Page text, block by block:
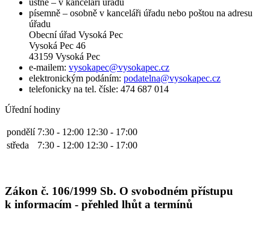
ústně – v kanceláři úřadu
písemně – osobně v kanceláři úřadu nebo poštou na adresu
úřadu
Obecní úřad Vysoká Pec
Vysoká Pec 46
43159 Vysoká Pec
e-mailem: vysokapec@vysokapec.cz
elektronickým podáním: podatelna@vysokapec.cz
telefonicky na tel. čísle: 474 687 014
Úřední hodiny
pondělí 7:30 - 12:00 12:30 - 17:00
středa
7:30 - 12:00 12:30 - 17:00
Zákon č. 106/1999 Sb. O svobodném přístupu
k informacím - přehled lhůt a termínů